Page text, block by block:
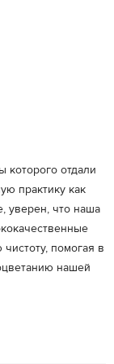
отдали
практику как
уверен, что наша
помогая в
нашей